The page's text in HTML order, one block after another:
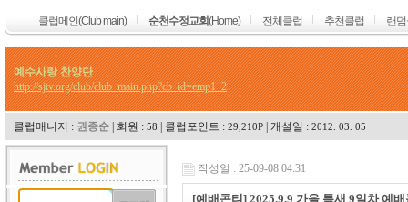
클럽메인(Club main) 순천수정교회(Home) 전체클럽 추천클럽 랜
예수사랑 찬양단
http://sjtv.org/club/club_main.php?cb_id=emp1_2
클럽매니저 : 권종순 | 회원 : 58 | 클럽포인트 : 29,210P | 개설일 : 2012. 03. 05